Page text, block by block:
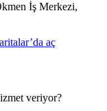
İş Merkezi,
aç
veriyor?